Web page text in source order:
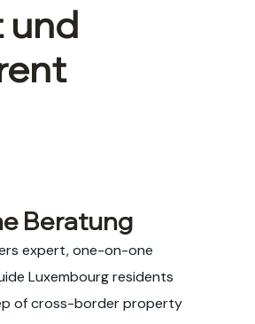
und
Beratung
expert, one-on-one
Luxembourg residents
of cross-border property